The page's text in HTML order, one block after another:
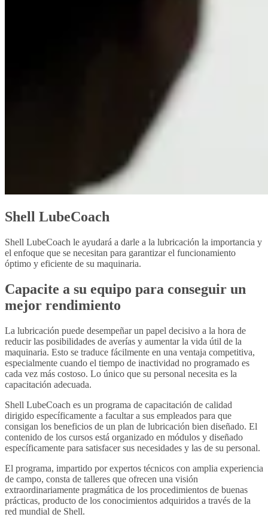
Shell LubeCoach
Shell LubeCoach le ayudará a darle a la lubricación la importancia y
el enfoque que se necesitan para garantizar el funcionamiento
óptimo y eficiente de su maquinaria.
Capacite a su equipo para conseguir un
mejor rendimiento
La lubricación puede desempeñar un papel decisivo a la hora de
reducir las posibilidades de averías y aumentar la vida útil de la
maquinaria. Esto se traduce fácilmente en una ventaja competitiva,
especialmente cuando el tiempo de inactividad no programado es
cada vez más costoso. Lo único que su personal necesita es la
capacitación adecuada.
Shell LubeCoach es un programa de capacitación de calidad
dirigido específicamente a facultar a sus empleados para que
consigan los beneficios de un plan de lubricación bien diseñado. El
contenido de los cursos está organizado en módulos y diseñado
específicamente para satisfacer sus necesidades y las de su personal.
El programa, impartido por expertos técnicos con amplia experiencia
de campo, consta de talleres que ofrecen una visión
extraordinariamente pragmática de los procedimientos de buenas
prácticas, producto de los conocimientos adquiridos a través de la
red mundial de Shell.